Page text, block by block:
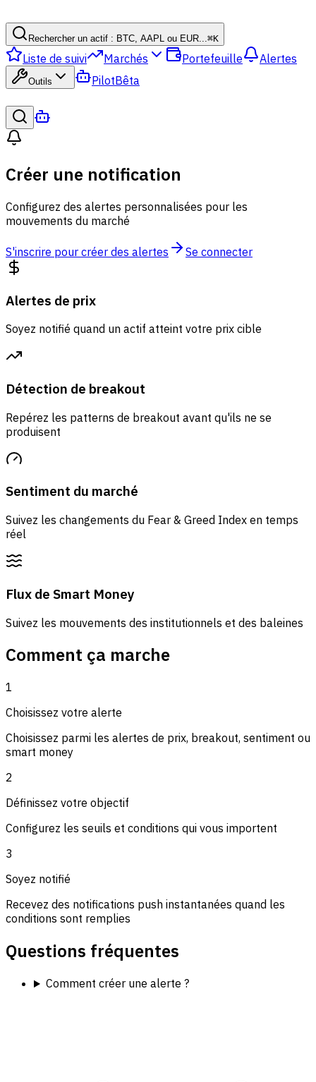
Rechercher un actif : BTC, AAPL ou EUR...⌘K
Liste de suivi Marchés Portefeuille Alertes
Outils PilotBêta
Créer une notification
Configurez des alertes personnalisées pour les
mouvements du marché
S'inscrire pour créer des alertes Se connecter
Alertes de prix
Soyez notifié quand un actif atteint votre prix cible
Détection de breakout
Repérez les patterns de breakout avant qu'ils ne se
produisent
Sentiment du marché
Suivez les changements du Fear & Greed Index en temps
réel
Flux de Smart Money
Suivez les mouvements des institutionnels et des baleines
Comment ça marche
1
Choisissez votre alerte
Choisissez parmi les alertes de prix, breakout, sentiment ou
smart money
2
Définissez votre objectif
Configurez les seuils et conditions qui vous importent
3
Soyez notifié
Recevez des notifications push instantanées quand les
conditions sont remplies
Questions fréquentes
Comment créer une alerte ?